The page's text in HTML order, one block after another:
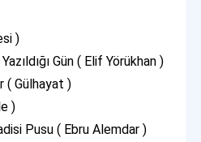
)
Gün ( Elif Yörükhan )
( Gülhayat )
)
Pusu ( Ebru Alemdar )